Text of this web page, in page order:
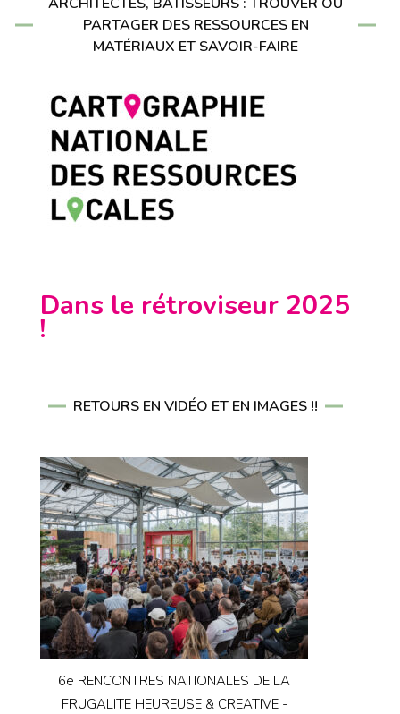
PARTAGER DES RESSOURCES EN
MATÉRIAUX ET SAVOIR-FAIRE
Dans le rétroviseur 2025
!
RETOURS EN VIDÉO ET EN IMAGES !!
6e RENCONTRES NATIONALES DE LA
FRUGALITE HEUREUSE & CREATIVE -